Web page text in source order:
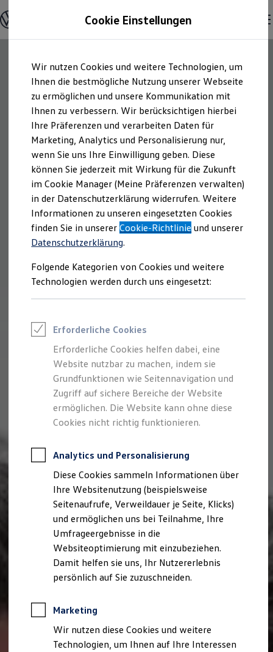
Hauptinhalt
springen
Footer
springen
Modelle und Konfigurator
Konfigurator
Modelle vergleichen
Elektroautos
ENERGY Sondermodelle
Nutzfahrzeuge
SUV und CUV
Familienautos
Kombis
Kompaktwagen
Sportwagen
Schnell verfügbare Fahrzeuge
Angebote und Produkte
Aktuelle Angebote
E-Auto-Förderung
Volkswagen Marktplatz
Die ENERGY Sondermodelle
Junge Gebrauchtwagen und Gebrauchtwagen
Volkswagen Zertifizierte Gebrauchtwagen
Elektromobilität bei Gebrauchtwagen
Saisonangebote
Reifenpakete
Leasing
Leasing-Angebote
Elektroauto Leasing
Kleinwagen-Leasing
Leasing ohne Anzahlung
Finanzierung
Autokredit mit Schlussrate
Versicherungen und Garantien
Kfz-Versicherung
Restschuldversicherungen
Garantien
Professional Class bei Volkswagen
Behörden
Direktkunden
Sonderfahrzeuge
Anpfiff zum Gewinn
Elektromobilität
Elektroautos
ID. Tutorials
Der neue ID. Polo
Der neue ID.3 Neo
Der ID.4
Der ID.7
Der ID.7 GTX
Der ID.7 Tourer
Der ID.7 GTX Tourer
Cookie Einstellungen
Wir nutzen Cookies und weitere Technologien, um
Ihnen die bestmögliche Nutzung unserer Webseite
zu ermöglichen und unsere Kommunikation mit
Ihnen zu verbessern. Wir berücksichtigen hierbei
Ihre Präferenzen und verarbeiten Daten für
Marketing, Analytics und Personalisierung nur,
wenn Sie uns Ihre Einwilligung geben. Diese
können Sie jederzeit mit Wirkung für die Zukunft
im Cookie Manager (Meine Präferenzen verwalten)
in der Datenschutzerklärung widerrufen. Weitere
Informationen zu unseren eingesetzten Cookies
finden Sie in unsererCookie-Richtlinie und unserer
Datenschutzerklärung.
Folgende Kategorien von Cookies und weitere
Technologien werden durch uns eingesetzt:
Erforderliche Cookies
Erforderliche Cookies helfen dabei, eine
Website nutzbar zu machen, indem sie
Grundfunktionen wie Seitennavigation und
Zugriff auf sichere Bereiche der Website
ermöglichen. Die Website kann ohne diese
Cookies nicht richtig funktionieren.
Analytics und Personalisierung
Diese Cookies sammeln Informationen über
Ihre Websitenutzung (beispielsweise
Seitenaufrufe, Verweildauer je Seite, Klicks)
und ermöglichen uns bei Teilnahme, Ihre
Umfrageergebnisse in die
Websiteoptimierung mit einzubeziehen.
Damit helfen sie uns, Ihr Nutzererlebnis
persönlich auf Sie zuzuschneiden.
Marketing
Wir nutzen diese Cookies und weitere
Technologien, um Ihnen auf Ihre Interessen